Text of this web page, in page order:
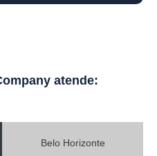
atende:
Belo Horizonte